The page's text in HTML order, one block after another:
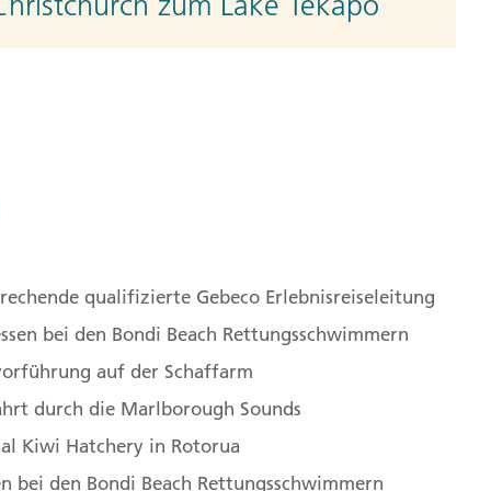
Tekapo nach Dunedin
Mt. Cook, den höchsten Berg Neuseelands. Wir
wo riesige Felskugeln am Strand liegen. Bei
qualifizierte Gebeco Erlebnisreiseleitung
bei den Bondi Beach Rettungsschwimmern
auf der Schaffarm
durch die Marlborough Sounds
Kiwi Hatchery in Rotorua
bei den Bondi Beach Rettungsschwimmern